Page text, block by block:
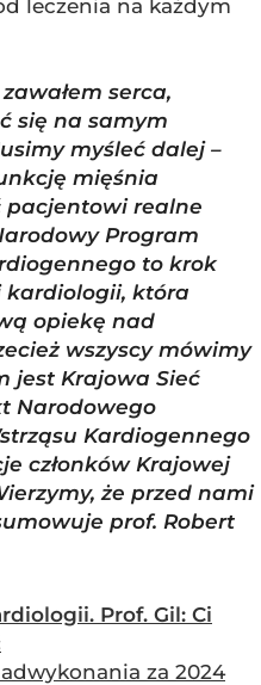
leczenia na każdym
serca,
się na samym
myśleć dalej –
mięśnia
pacjentowi realne
Program
to krok
kardiologii, która
opiekę nad
wszyscy mówimy
jest Krajowa Sieć
Narodowego
Kardiogennego
członków Krajowej
że przed nami
prof. Robert
Prof. Gil: Ci
za 2024